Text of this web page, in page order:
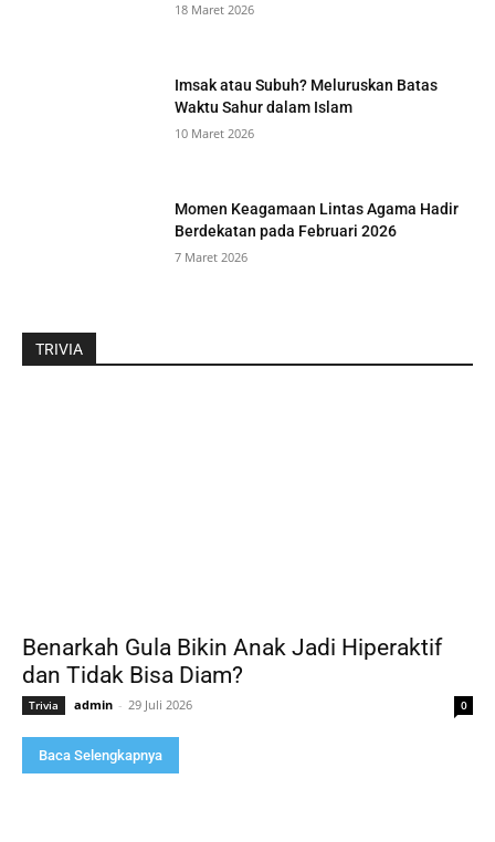
18 Maret 2026
Imsak atau Subuh? Meluruskan Batas
Waktu Sahur dalam Islam
10 Maret 2026
Momen Keagamaan Lintas Agama Hadir
Berdekatan pada Februari 2026
7 Maret 2026
TRIVIA
Benarkah Gula Bikin Anak Jadi Hiperaktif
dan Tidak Bisa Diam?
Trivia admin - 29 Juli 2026 0
Baca Selengkapnya